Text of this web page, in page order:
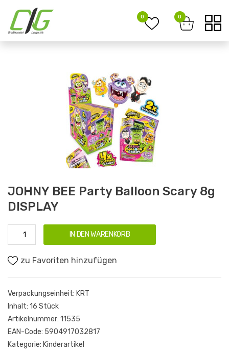
0 0
JOHNY BEE Party Balloon Scary 8g
DISPLAY
IN DEN WARENKORB
zu Favoriten hinzufügen
Verpackungseinheit: KRT
Inhalt: 16 Stück
Artikelnummer: 11535
EAN-Code: 5904917032817
Kategorie: Kinderartikel